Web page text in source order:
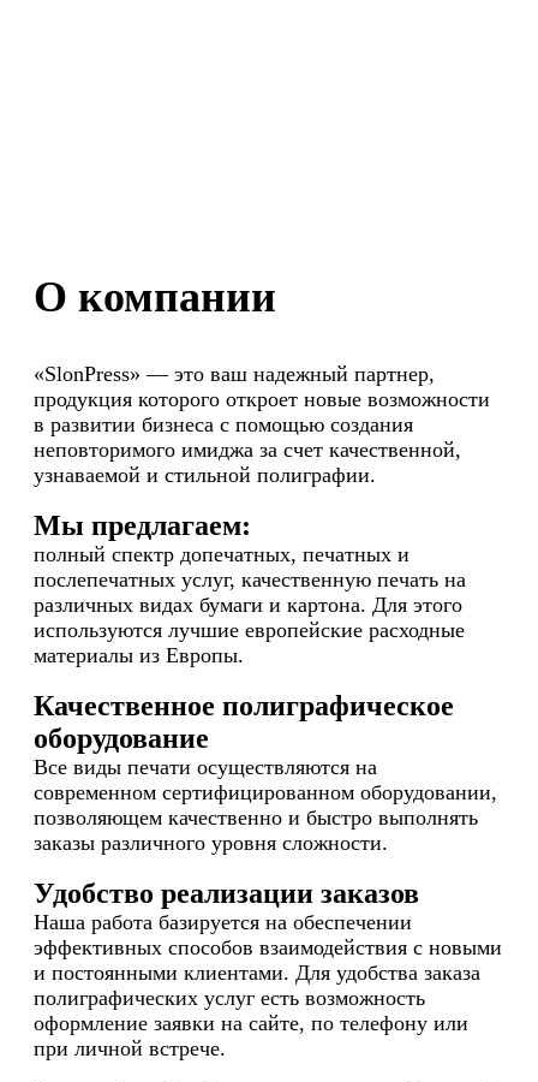
О компании
«SlonPress» ― это ваш надежный партнер,
продукция которого откроет новые возможности
в развитии бизнеса с помощью создания
неповторимого имиджа за счет качественной,
узнаваемой и стильной полиграфии.
Мы предлагаем:
полный спектр допечатных, печатных и
послепечатных услуг, качественную печать на
различных видах бумаги и картона. Для этого
используются лучшие европейские расходные
материалы из Европы.
Качественное полиграфическое
оборудование
Все виды печати осуществляются на
современном сертифицированном оборудовании,
позволяющем качественно и быстро выполнять
заказы различного уровня сложности.
Удобство реализации заказов
Наша работа базируется на обеспечении
эффективных способов взаимодействия с новыми
и постоянными клиентами. Для удобства заказа
полиграфических услуг есть возможность
оформление заявки на сайте, по телефону или
при личной встрече.